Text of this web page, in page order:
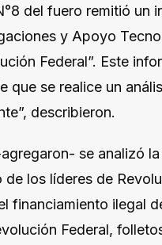
del fuero remitió un
y Apoyo
Federal”. Este
que se realice un
describieron.
se analizó
los líderes de
financiamiento ilegal
Federal,